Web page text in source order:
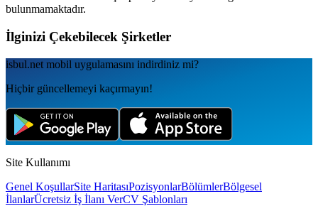
bulunmamaktadır.
İlginizi Çekebilecek Şirketler
isbul.net mobil uygulamаsını indirdiniz mi?
Hiçbir güncellemeyi kaçırmayın!
Site Kullanımı
Genel KoşullarSite HaritasıPozisyonlarBölümlerBölgesel
İlanlarÜcretsiz İş İlanı VerCV Şablonları